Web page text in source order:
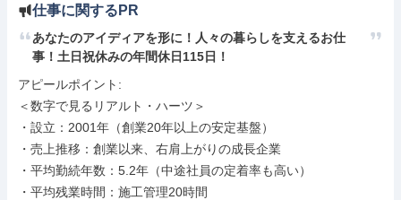
仕事に関するPR
あなたのアイディアを形に！人々の暮らしを支えるお仕
事！土日祝休みの年間休日115日！
アピールポイント:
＜数字で見るリアルト・ハーツ＞
・設立：2001年（創業20年以上の安定基盤）
・売上推移：創業以来、右肩上がりの成長企業
・平均勤続年数：5.2年（中途社員の定着率も高い）
・平均残業時間：施工管理20時間